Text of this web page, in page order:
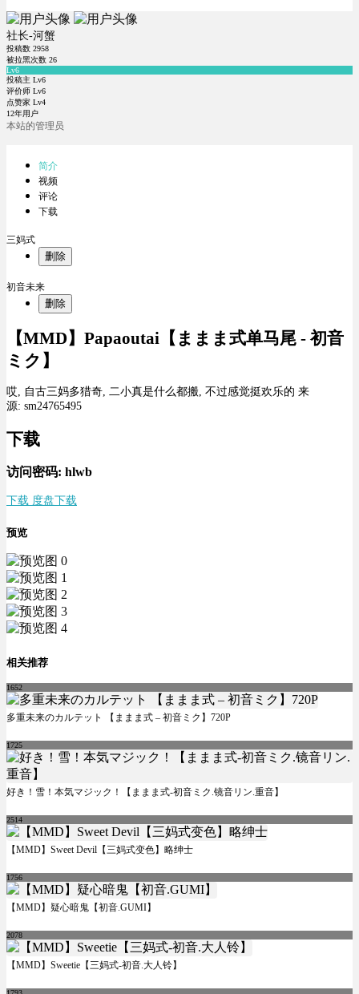
社长-河蟹
投稿数 2958
被拉黑次数 26
Lv6
投稿主 Lv6
评价师 Lv6
点赞家 Lv4
12年用户
本站的管理员
简介
视频
评论
下载
三妈式
删除
初音未来
删除
【MMD】Papaoutai【ままま式单马尾 - 初音
ミク】
哎, 自古三妈多猎奇, 二小真是什么都搬, 不过感觉挺欢乐的 来
源: sm24765495
下载
访问密码: hlwb
下载 度盘下载
预览
相关推荐
1652
多重未来のカルテット 【ままま式 – 初音ミク】720P
1725
好き！雪！本気マジック！【ままま式-初音ミク.镜音リン.重音】
2514
【MMD】Sweet Devil【三妈式变色】略绅士
1756
【MMD】疑心暗鬼【初音.GUMI】
2078
【MMD】Sweetie【三妈式-初音.大人铃】